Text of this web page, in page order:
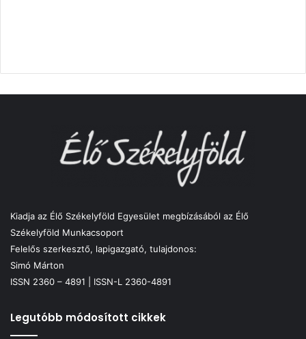
Kiadja az Élő Székelyföld Egyesület megbízásából az Élő
Székelyföld Munkacsoport
Felelős szerkesztő, lapigazgató, tulajdonos:
Simó Márton
ISSN 2360 – 4891 | ISSN-L 2360-4891
Legutóbb módosított cikkek